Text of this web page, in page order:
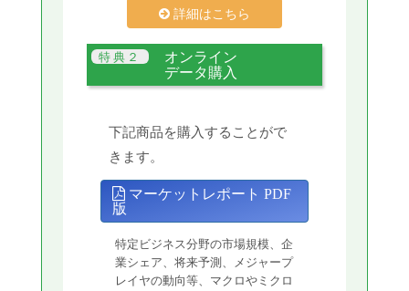
詳細はこちら
オンライン
データ購入
下記商品を購入することがで
きます。
マーケットレポート PDF
版
特定ビジネス分野の市場規模、企
業シェア、将来予測、メジャープ
レイヤの動向等、マクロやミクロ